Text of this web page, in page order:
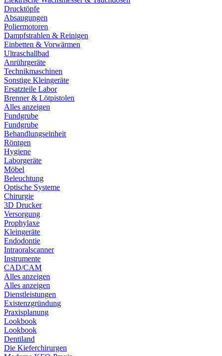
Drucktöpfe
Absaugungen
Poliermotoren
Dampfstrahlen & Reinigen
Einbetten & Vorwärmen
Ultraschallbad
Anrührgeräte
Technikmaschinen
Sonstige Kleingeräte
Ersatzteile Labor
Brenner & Lötpistolen
Alles anzeigen
Fundgrube
Fundgrube
Behandlungseinheit
Röntgen
Hygiene
Laborgeräte
Möbel
Beleuchtung
Optische Systeme
Chirurgie
3D Drucker
Versorgung
Prophylaxe
Kleingeräte
Endodontie
Intraoralscanner
Instrumente
CAD/CAM
Alles anzeigen
Alles anzeigen
Dienstleistungen
Existenzgründung
Praxisplanung
Lookbook
Lookbook
Dentiland
Die Kieferchirurgen